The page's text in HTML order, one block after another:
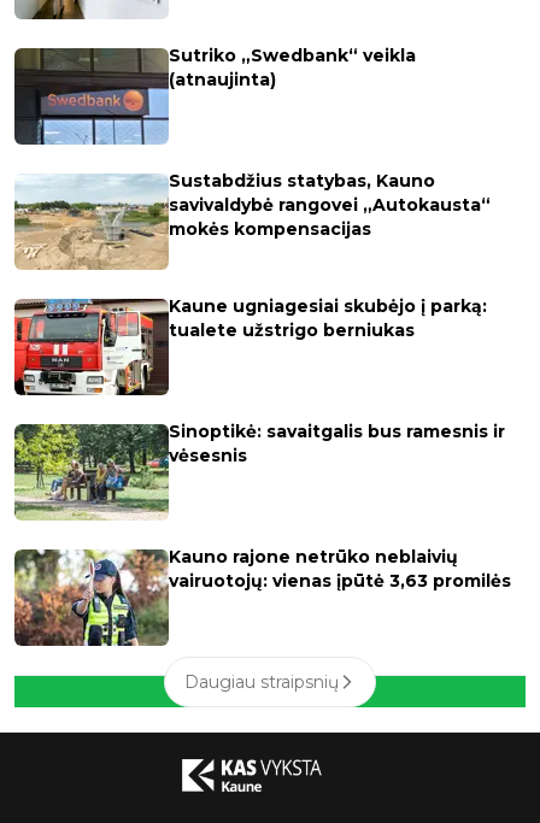
Sutriko „Swedbank“ veikla
(atnaujinta)
Sustabdžius statybas, Kauno
savivaldybė rangovei „Autokausta“
mokės kompensacijas
Kaune ugniagesiai skubėjo į parką:
tualete užstrigo berniukas
Sinoptikė: savaitgalis bus ramesnis ir
vėsesnis
Kauno rajone netrūko neblaivių
vairuotojų: vienas įpūtė 3,63 promilės
Daugiau straipsnių